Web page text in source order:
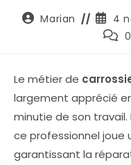
Auteur/autrice
Marian
publiée
4
Le métier de
largement apprécié
minutie de son travail.
ce professionnel joue
garantissant la